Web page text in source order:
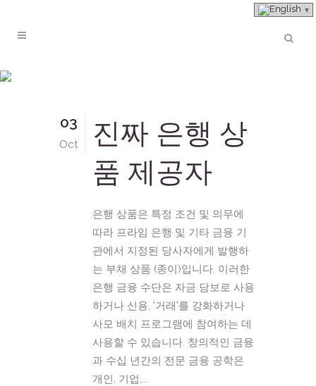
03
Oct
진짜 은행 상
품 제공자
은행 상품은 특정 조건 및 의무에
따라 프라임 은행 및 기타 금융 기
관에서 지정된 당사자에게 발행하
는 부채 상품 (종이)입니다. 이러한
은행 금융 수단은 자금 담보로 사용
하거나 신용, '거래'를 강화하거나
사모 배치 프로그램에 참여하는 데
사용할 수 있습니다. 창의적인 금융
과 수십 년간의 전문 금융 공학은
개인, 기업,...